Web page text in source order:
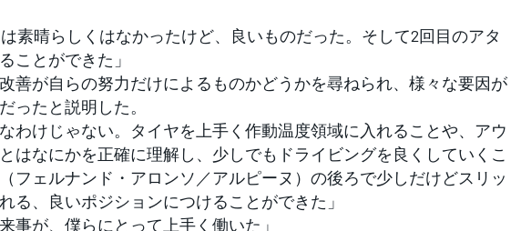
は素晴らしくはなかったけど、良いものだった。そして2回目のアタ
ことができた」
善が自らの努力だけによるものかどうかを尋ねられ、様々な要因が
ったと説明した。
わけじゃない。タイヤを上手く作動温度領域に入れることや、アウ
はなにかを正確に理解し、少しでもドライビングを良くしていくこ
フェルナンド・アロンソ／アルピーヌ）の後ろで少しだけどスリッ
る、良いポジションにつけることができた」
事が、僕らにとって上手く働いた」